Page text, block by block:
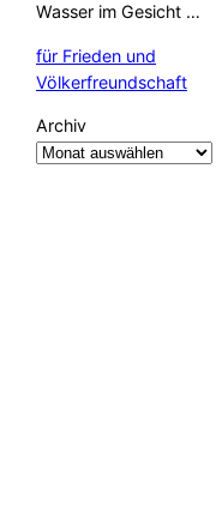
Wasser im Gesicht …
für Frieden und
Völkerfreundschaft
Archiv